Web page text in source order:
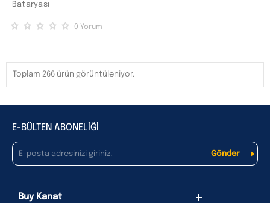
Bataryası
0 Yorum
Toplam 266 ürün görüntüleniyor.
E-BÜLTEN ABONELİĞİ
Buy Kanat